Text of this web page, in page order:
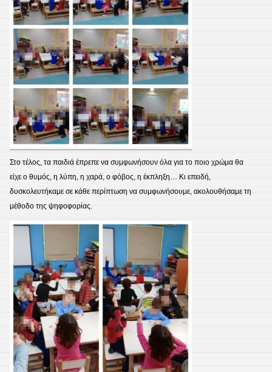
Στο τέλος, τα παιδιά έπρεπε να συμφωνήσουν όλα για το ποιο χρώμα θα
είχε ο θυμός, η λύπη, η χαρά, ο φόβος, η έκπληξη… Κι επειδή,
δυσκολευτήκαμε σε κάθε περίπτωση να συμφωνήσουμε, ακολουθήσαμε τη
μέθοδο της ψηφοφορίας.